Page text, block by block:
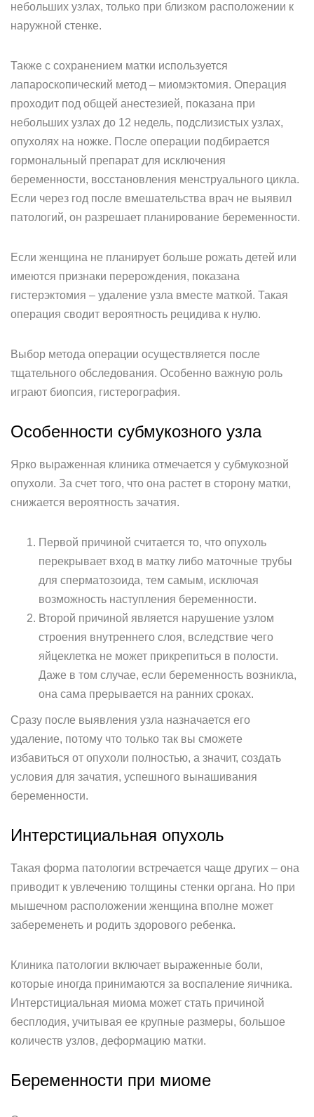
небольших узлах, только при близком расположении к
наружной стенке.
Также с сохранением матки используется
лапароскопический метод – миомэктомия. Операция
проходит под общей анестезией, показана при
небольших узлах до 12 недель, подслизистых узлах,
опухолях на ножке. После операции подбирается
гормональный препарат для исключения
беременности, восстановления менструального цикла.
Если через год после вмешательства врач не выявил
патологий, он разрешает планирование беременности.
Если женщина не планирует больше рожать детей или
имеются признаки перерождения, показана
гистерэктомия – удаление узла вместе маткой. Такая
операция сводит вероятность рецидива к нулю.
Выбор метода операции осуществляется после
тщательного обследования. Особенно важную роль
играют биопсия, гистерография.
Особенности субмукозного узла
Ярко выраженная клиника отмечается у субмукозной
опухоли. За счет того, что она растет в сторону матки,
снижается вероятность зачатия.
Первой причиной считается то, что опухоль
перекрывает вход в матку либо маточные трубы
для сперматозоида, тем самым, исключая
возможность наступления беременности.­
Второй причиной является нарушение узлом
строения внутреннего слоя, вследствие чего
яйцеклетка не может прикрепиться в полости.
Даже в том случае, если беременность возникла,
она сама прерывается на ранних сроках.
Сразу после выявления узла назначается его
удаление, потому что только так вы сможете
избавиться от опухоли полностью, а значит, создать
условия для зачатия, успешного вынашивания
беременности.
Интерстициальная опухоль­
Такая форма патологии встречается чаще других – она
приводит к увлечению толщины стенки органа. Но при
мышечном расположении женщина вполне может
забеременеть и родить здорового ребенка.
Клиника патологии включает выраженные боли,
которые иногда принимаются за воспаление яичника.
Интерстициальная миома может стать причиной
бесплодия, учитывая ее крупные размеры, большое
количеств узлов, деформацию матки.
Беременности при миоме